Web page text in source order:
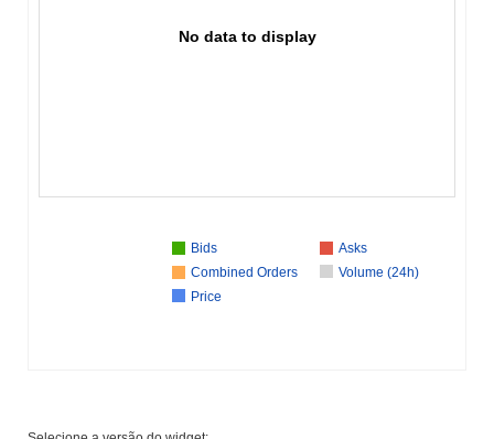
No data to display
Bids
Asks
Combined Orders
Volume (24h)
Price